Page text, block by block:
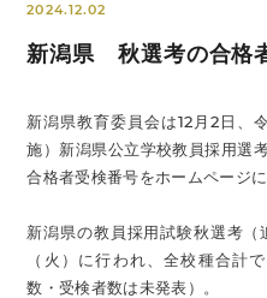
2024.12.02
新潟県 秋選考の合格
新潟県教育委員会は12月2日、
施）新潟県公立学校教員採用選
合格者受検番号をホームページに
新潟県の教員採用試験秋選考（
（火）に行われ、全校種合計
数・受検者数は未発表）。